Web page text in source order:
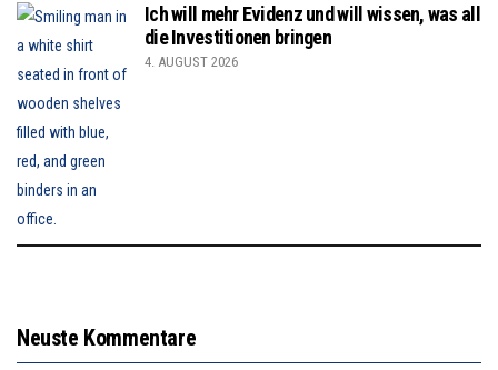
Ich will mehr Evidenz und will wissen, was all
die Investitionen bringen
4. AUGUST 2026
Neuste Kommentare